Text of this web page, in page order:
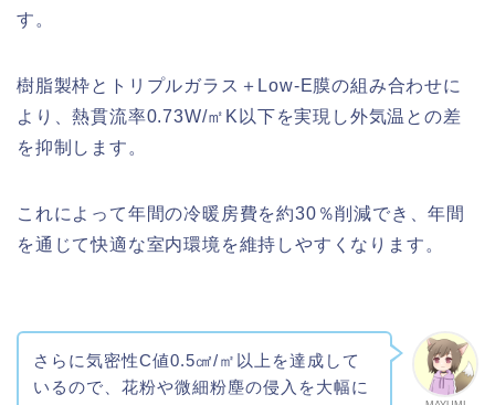
す。
樹脂製枠とトリプルガラス＋Low-E膜の組み合わせに
より、熱貫流率0.73W/㎡K以下を実現し外気温との差
を抑制します。
これによって年間の冷暖房費を約30％削減でき、年間
を通じて快適な室内環境を維持しやすくなります。
さらに気密性C値0.5㎠/㎡以上を達成して
いるので、花粉や微細粉塵の侵入を大幅に